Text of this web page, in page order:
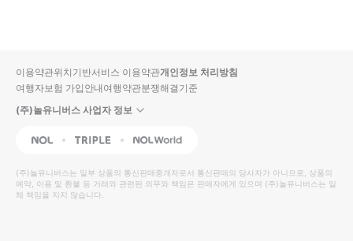
입니
다.
높
은
순
동
영
상
순
상
이용약관위치기반서비스 이용약관개인정보 처리방침
여행자보험 가입안내여행약관분쟁해결기준
(주)놀유니버스 사업자 정보
NOL Triple Interpark Global
(주)놀유니버스는 일부 상품의 통신판매중개자로서 통신판매의 당사자가 아니므로, 상품의
예약, 이용 및 환불 등 거래와 관련된 의무와 책임은 판매자에게 있으며 (주)놀유니버스는 일
체 책임을 지지 않습니다.